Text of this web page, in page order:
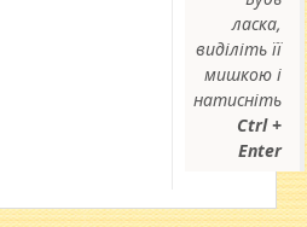
ласка,
виділіть її
мишкою і
натисніть
Ctrl +
Enter